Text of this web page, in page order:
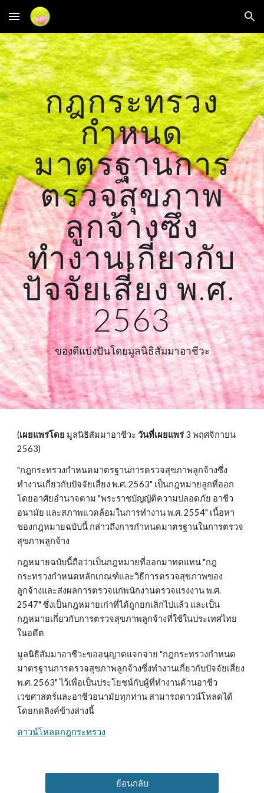
Skip to main content Skip to navigation
กฎกระทรวง
กำหนด
มาตรฐานการ
ตรวจสุขภาพ
ลูกจ้างซึ่ง
ทำงานเกี่ยวกับ
ปัจจัยเสี่ยง พ.ศ.
2563
ของดีแบ่งปันโดยมูลนิธิสัมมาอาชีวะ
(เผยแพร่โดย มูลนิธิสัมมาอาชีวะ วันที่เผยแพร่ 3 พฤศจิกายน
2563)
"กฎกระทรวงกำหนดมาตรฐานการตรวจสุขภาพลูกจ้างซึ่ง
ทำงานเกี่ยวกับปัจจัยเสี่ยง พ.ศ. 2563" เป็นกฎหมายลูกที่ออก
โดยอาศัยอำนาจตาม "พระราชบัญญัติความปลอดภัย อาชีว
อนามัย และสภาพแวดล้อมในการทำงาน พ.ศ. 2554" เนื้อหา
ของกฎหมายฉบับนี้ กล่าวถึงการกำหนดมาตรฐานในการตรวจ
สุขภาพลูกจ้าง
กฎหมายฉบับนี้ถือว่าเป็นกฎหมายที่ออกมาทดแทน "กฎ
กระทรวงกำหนดหลักเกณฑ์และวิธีการตรวจสุขภาพของ
ลูกจ้างและส่งผลการตรวจแก่พนักงานตรวจแรงงาน พ.ศ.
2547" ซึ่งเป็นกฎหมายเก่าที่ได้ถูกยกเลิกไปแล้ว และเป็น
กฎหมายเกี่ยวกับการตรวจสุขภาพลูกจ้างที่ใช้ในประเทศไทย
ในอดีต
มูลนิธิสัมมาอาชีวะขออนุญาตแจกจ่าย "กฎกระทรวงกำหนด
มาตรฐานการตรวจสุขภาพลูกจ้างซึ่งทำงานเกี่ยวกับปัจจัยเสี่ยง
พ.ศ. 2563" ไว้เพื่อเป็นประโยชน์กับผู้ที่ทำงานด้านอาชีว
เวชศาสตร์และอาชีวอนามัยทุกท่าน สามารถดาวน์โหลดได้
โดยกดลิงค์ข้างล่างนี้
ดาวน์โหลดกฎกระทรวง
ย้อนกลับ